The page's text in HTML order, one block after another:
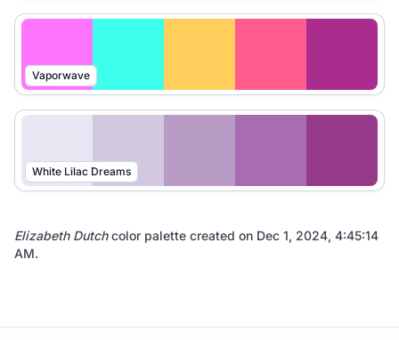
Vaporwave
White Lilac Dreams
Elizabeth Dutchcolor palette created on Dec 1, 2024, 4:45:14
AM.